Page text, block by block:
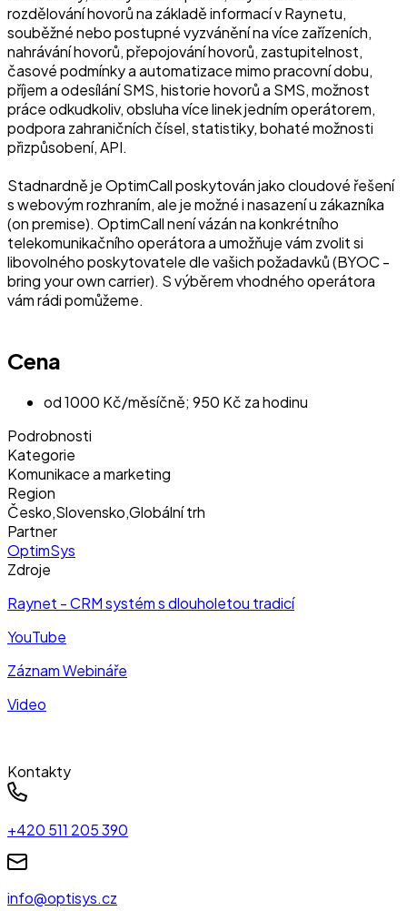
rozdělování hovorů na základě informací v Raynetu,
souběžné nebo postupné vyzvánění na více zařízeních,
nahrávání hovorů, přepojování hovorů, zastupitelnost,
časové podmínky a automatizace mimo pracovní dobu,
příjem a odesílání SMS, historie hovorů a SMS, možnost
práce odkudkoliv, obsluha více linek jedním operátorem,
podpora zahraničních čísel, statistiky, bohaté možnosti
přizpůsobení, API.
Stadnardně je OptimCall poskytován jako cloudové řešení
s webovým rozhraním, ale je možné i nasazení u zákazníka
(on premise). OptimCall není vázán na konkrétního
telekomunikačního operátora a umožňuje vám zvolit si
libovolného poskytovatele dle vašich požadavků (BYOC -
bring your own carrier). S výběrem vhodného operátora
vám rádi pomůžeme.
Cena
od 1000 Kč/měsíčně; 950 Kč za hodinu
Podrobnosti
Kategorie
Komunikace a marketing
Region
Česko,Slovensko,Globální trh
Partner
OptimSys
Zdroje
Raynet - CRM systém s dlouholetou tradicí
YouTube
Záznam Webináře
Video
Kontakty
+420 511 205 390
info@optisys.cz